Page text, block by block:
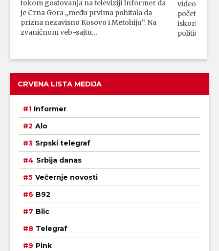
tokom gostovanja na televiziji Informer da
je Crna Gora „među prvima pohitala da
prizna nezavisno Kosovo i Metohiju“. Na
zvaničnom veb-sajtu…
video-
početka
iskorišćava
političkim
CRVENA LISTA MEDIJA
Informer
Alo
Srpski telegraf
Srbija danas
Večernje novosti
B92
Blic
Telegraf
Pink